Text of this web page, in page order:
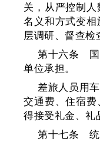
关，从严控制
名义和方式变
层调研、督查
第十六条 国
单位承担。
差旅人员用
交通费、住宿
得接受礼金、礼
第十七条 统